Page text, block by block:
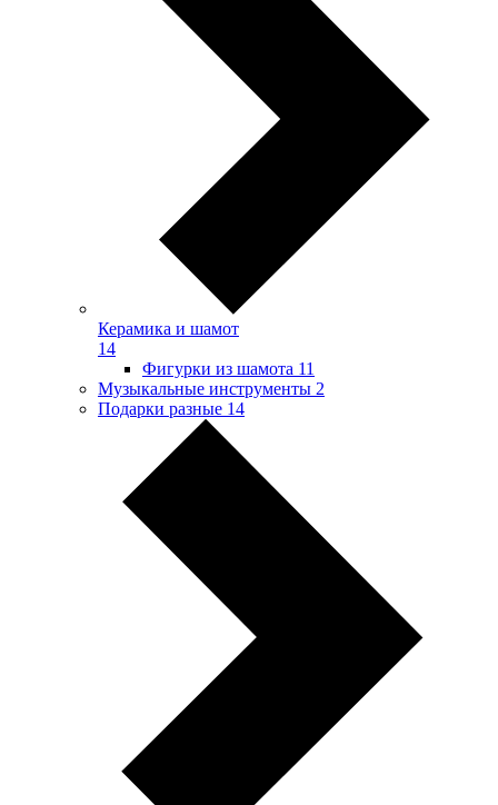
Керамика и шамот
14
Фигурки из шамота 11
Музыкальные инструменты 2
Подарки разные 14